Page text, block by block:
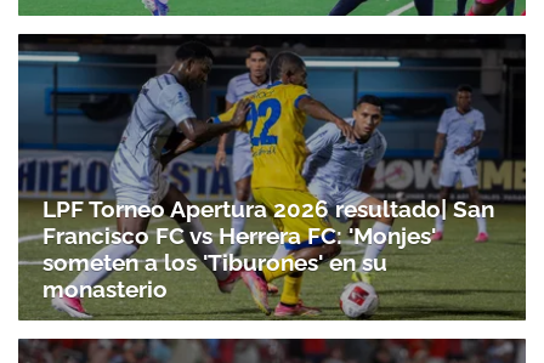
LPF Torneo Apertura 2026 resultado| San
Francisco FC vs Herrera FC: 'Monjes'
someten a los 'Tiburones' en su
monasterio